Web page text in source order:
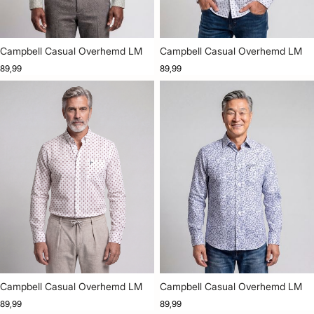
Campbell Casual Overhemd LM
89,99
Campbell Casual Overhemd LM
89,99
Campbell Casual Overhemd LM
89,99
Campbell Casual Overhemd LM
89,99